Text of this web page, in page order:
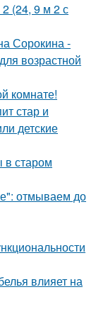
(24, 9 м 2 с
Сорокина -
возрастной
комнате!
стар и
детские
в старом
отмываем до
влияет на